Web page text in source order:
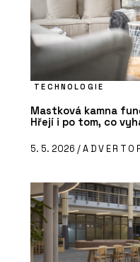
TECHNOLOGIE
Mastková kamna
Hřejí i po tom, co
5. 5. 2026 /